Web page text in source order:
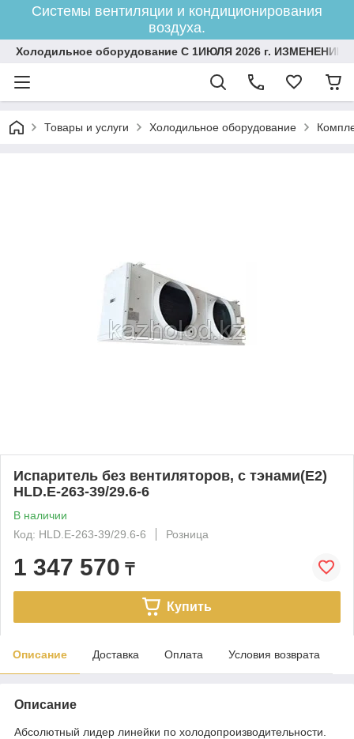
Системы вентиляции и кондиционирования
воздуха.
Холодильное оборудование С 1ИЮЛЯ 2026 г.
Товары и услуги Холодильное оборудование
Испаритель без вентиляторов, с тэнами(Е2)
HLD.E-263-39/29.6-6
В наличии
Код: HLD.E-263-39/29.6-6
Розница
1 347 570 ₸
Купить
Описание Доставка Оплата Условия возврата
Описание
Абсолютный лидер линейки по холодопроизводительности.